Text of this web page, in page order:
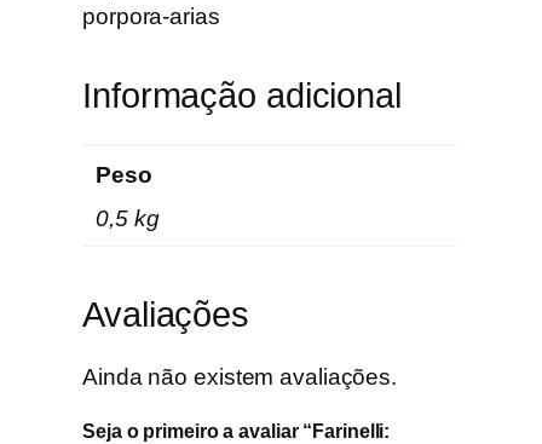
h
J
r
u
s
porpora-arias
Informação adicional
Peso
0,5 kg
Avaliações
Ainda não existem avaliações.
Seja o primeiro a avaliar “Farinelli: